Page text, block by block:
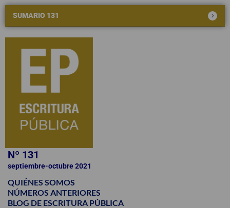
SUMARIO 131
Nº 131
septiembre-octubre 2021
QUIÉNES SOMOS
NÚMEROS ANTERIORES
BLOG DE ESCRITURA PÚBLICA